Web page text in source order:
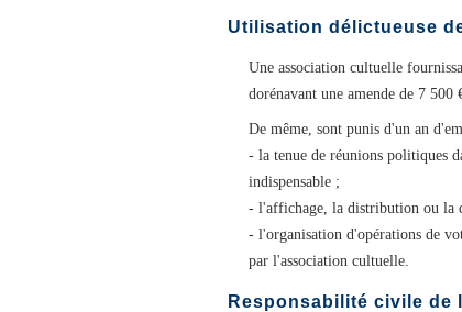
Utilisation délictueuse
Une association cultuelle
dorénavant une amende de 7
De même, sont punis d'un an
- la tenue de réunions politiques
indispensable ;
- l'affichage, la distribution ou la
- l'organisation d'opérations de
par l'association cultuelle.
Responsabilité civile